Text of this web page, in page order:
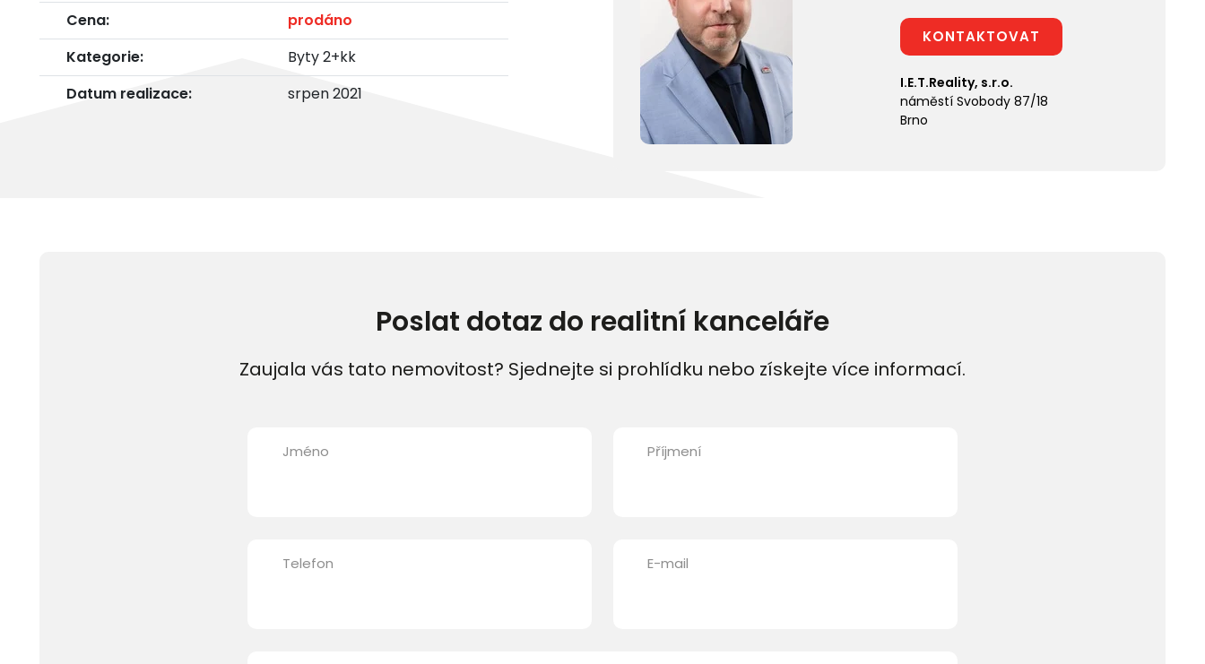
Cena:
prodáno
Kategorie:
Byty 2+kk
Datum realizace:
srpen 2021
KONTAKTOVAT
I.E.T.Reality, s.r.o.
náměstí Svobody 87/18
Brno
Poslat dotaz do realitní kanceláře
Zaujala vás tato nemovitost? Sjednejte si prohlídku nebo získejte více informací.
Jméno Příjmení
Telefon E-mail